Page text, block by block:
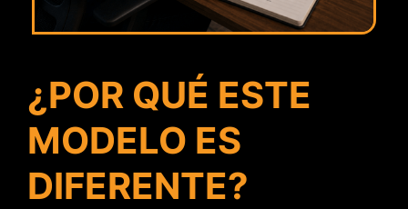
¿POR QUÉ ESTE
MODELO ES
DIFERENTE?